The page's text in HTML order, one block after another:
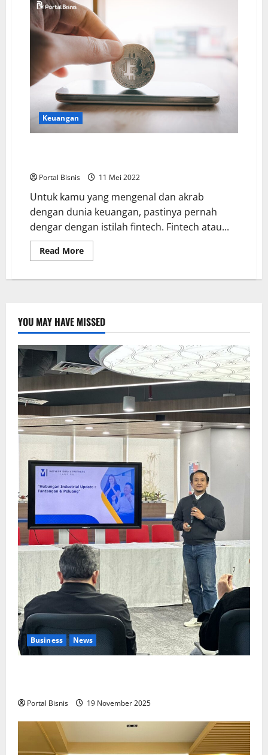
Keuangan
Portal Bisnis 11 Mei 2022
Untuk kamu yang mengenal dan akrab
dengan dunia keuangan, pastinya pernah
dengar dengan istilah fintech. Fintech atau...
Read More
YOU MAY HAVE MISSED
Business News
Portal Bisnis 19 November 2025